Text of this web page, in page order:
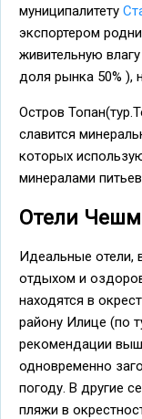
муниципалитету
экспортером
живительную
доля рынка 50% ),
Остров
славится
которых
минералами
Отели
Идеальные отели,
отдыхом и
находятся в
району Илице (по
рекомендации
одновременно
погоду. В другие
пляжи в